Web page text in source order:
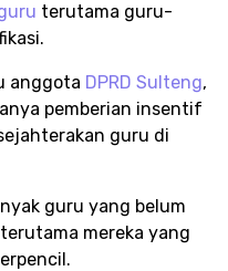
terutama guru-
anggota DPRD Sulteng,
pemberian insentif
guru di
guru yang belum
mereka yang